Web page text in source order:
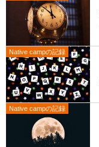
Native campの記録
Native campの記録